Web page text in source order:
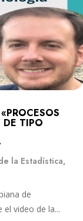
DE TIPO
la Estadística,
de
video de la...